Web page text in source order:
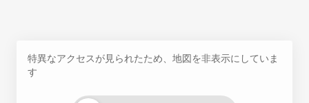
特異なアクセスが見られたため、地図を非表示にしていま
す